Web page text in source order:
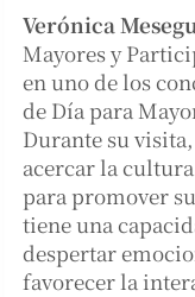
Verónica
Mayores y
en uno de los
de Día para
Durante su
acercar la
para promover
tiene una
despertar
favorecer la